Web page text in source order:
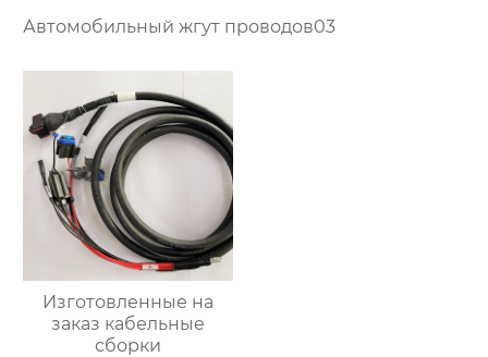
Автомобильный жгут проводов03
Изготовленные на
заказ кабельные
сборки